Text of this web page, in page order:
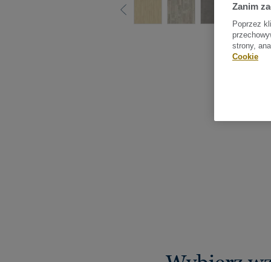
Zanim
Poprzez
strony,
Cookie